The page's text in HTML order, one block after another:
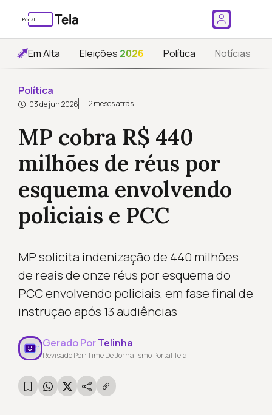
Em Alta Eleições 2026 Política Notícias
Política
03 de jun 2026 2 meses atrás
MP cobra R$ 440
milhões de réus por
esquema envolvendo
policiais e PCC
MP solicita indenização de 440 milhões
de reais de onze réus por esquema do
PCC envolvendo policiais, em fase final de
instrução após 13 audiências
Gerado PorTelinha
Revisado Por: Time De Jornalismo Portal Tela